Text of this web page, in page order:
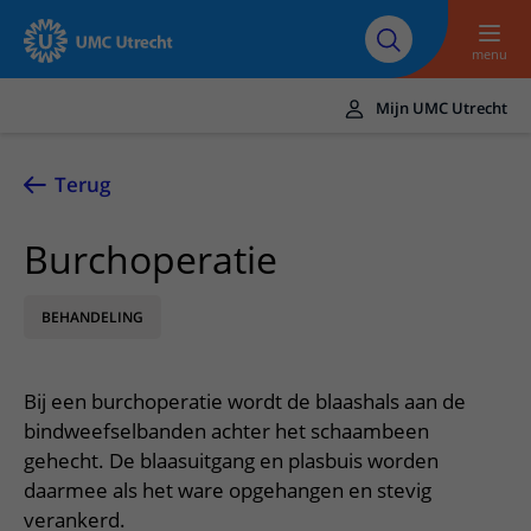
Naar hoofdinhoud
Over UMC
Utrecht
Research
Werken bij het UMC
Utrecht
menu
UMC Utrecht
Zorg en behandeling
Ziekten en aandoeningen
Poliklinieken
Verpleegafdelingen
Onze zorgverleners
Afspraak en opname
Bezoek aan de polikliniek
Opname in het ziekenhuis
Voorbereiding op uw afspraak
Op bezoek in het UMC Utrecht
Apotheek
Winkels en restaurants
Contact en route
Spoed
Contactgegevens
Verwijzers
Patiënt verwijzen
Mijn UMC Utrecht
Terug
Burchoperatie
BEHANDELING
Bij een burchoperatie wordt de blaashals aan de
bindweefselbanden achter het schaambeen
gehecht. De blaasuitgang en plasbuis worden
daarmee als het ware opgehangen en stevig
verankerd.